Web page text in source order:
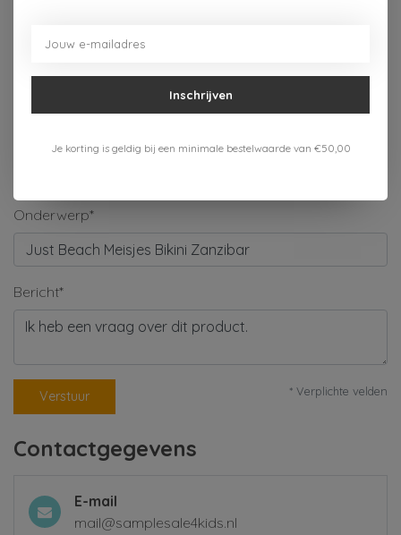
Onderwerp*
Bericht*
Verstuur * Verplichte velden
Contactgegevens
E-mail
mail@samplesale4kids.nl
Inschrijven
Je korting is geldig bij een minimale bestelwaarde van €50,00